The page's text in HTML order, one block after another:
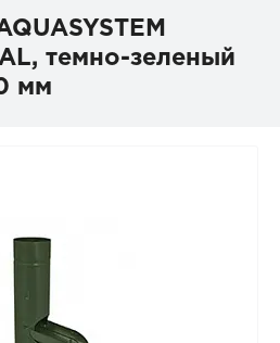
темно-зеленый
мм